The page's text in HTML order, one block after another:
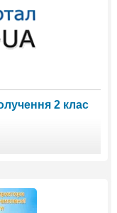
2 клас